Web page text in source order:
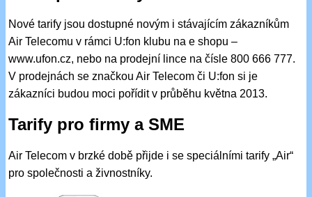
Nové tarify jsou dostupné novým i stávajícím zákazníkům
Air Telecomu v rámci U:fon klubu na e shopu –
www.ufon.cz, nebo na prodejní lince na čísle 800 666 777.
V prodejnách se značkou Air Telecom či U:fon si je
zákazníci budou moci pořídit v průběhu května 2013.
Tarify pro firmy a SME
Air Telecom v brzké době přijde i se speciálními tarify „Air“
pro společnosti a živnostníky.